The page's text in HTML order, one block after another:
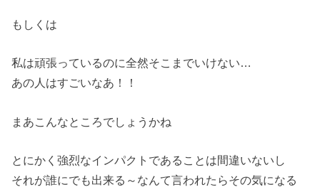
もしくは
私は頑張っているのに全然そこまでいけない…
あの人はすごいなあ！！
まあこんなところでしょうかね
とにかく強烈なインパクトであることは間違いないし
それが誰にでも出来る～ なんて言われたらその気になる